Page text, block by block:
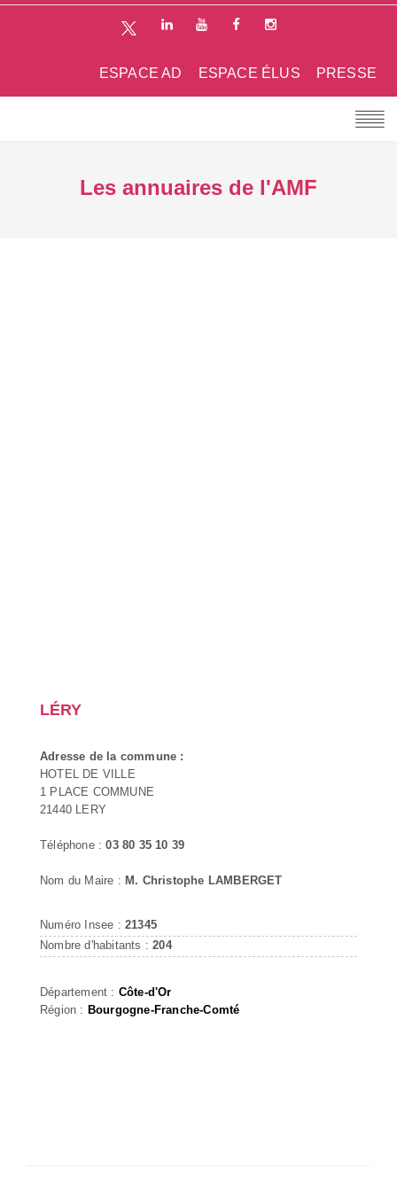
PRESSE
ESPACE ÉLUS
ESPACE AD
Les annuaires de l'AMF
LÉRY
Adresse de la commune :
HOTEL DE VILLE
1 PLACE COMMUNE
21440 LERY
Téléphone :03 80 35 10 39
Nom du Maire : M. Christophe LAMBERGET
Numéro Insee : 21345
Nombre d'habitants :204
Département : Côte-d'Or
Région : Bourgogne-Franche-Comté